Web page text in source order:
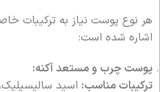
هر نوع پوست نیاز به ترکیبات
اشاره شده است:
پوست چرب و مستعد آکنه:
ترکیبات مناسب: اسید